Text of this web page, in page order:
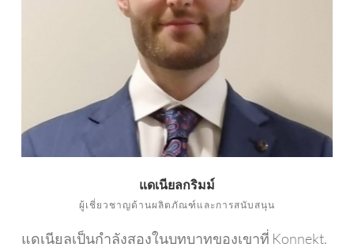
แดเนียลกริมม์
ผู้เชี่ยวชาญด้านผลิตภัณฑ์และการสนับสนุน
แดเนียลเป็นกำลังสองในบทบาทของเขาที่ Konnekt.